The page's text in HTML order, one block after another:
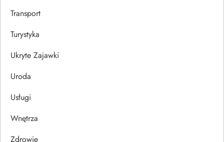
Transport
Turystyka
Ukryte Zajawki
Uroda
Usługi
Wnętrza
Zdrowie